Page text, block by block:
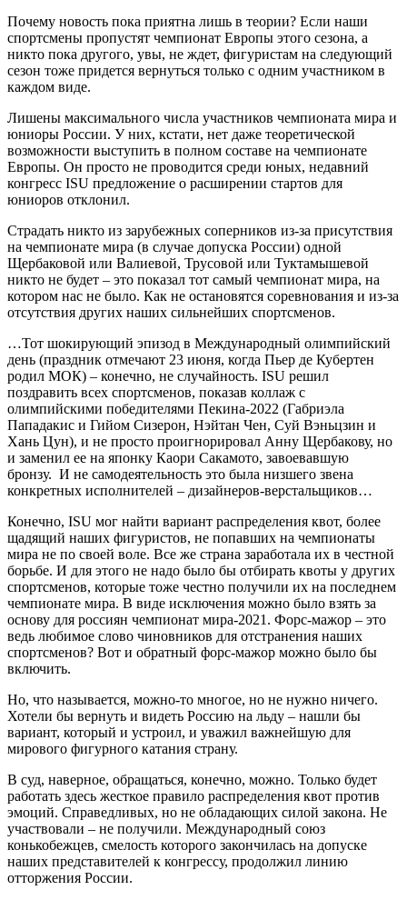
Почему новость пока приятна лишь в теории? Если наши
спортсмены пропустят чемпионат Европы этого сезона, а
никто пока другого, увы, не ждет, фигуристам на следующий
сезон тоже придется вернуться только с одним участником в
каждом виде.
Лишены максимального числа участников чемпионата мира и
юниоры России. У них, кстати, нет даже теоретической
возможности выступить в полном составе на чемпионате
Европы. Он просто не проводится среди юных, недавний
конгресс ISU предложение о расширении стартов для
юниоров отклонил.
Страдать никто из зарубежных соперников из-за присутствия
на чемпионате мира (в случае допуска России) одной
Щербаковой или Валиевой, Трусовой или Туктамышевой
никто не будет – это показал тот самый чемпионат мира, на
котором нас не было. Как не остановятся соревнования и из-за
отсутствия других наших сильнейших спортсменов.
…Тот шокирующий эпизод в Международный олимпийский
день (праздник отмечают 23 июня, когда Пьер де Кубертен
родил МОК) – конечно, не случайность. ISU решил
поздравить всех спортсменов, показав коллаж с
олимпийскими победителями Пекина-2022 (Габриэла
Пападакис и Гийом Сизерон, Нэйтан Чен, Суй Вэньцзин и
Хань Цун), и не просто проигнорировал Анну Щербакову, но
и заменил ее на японку Каори Сакамото, завоевавшую
бронзу. И не самодеятельность это была низшего звена
конкретных исполнителей – дизайнеров-верстальщиков…
Конечно, ISU мог найти вариант распределения квот, более
щадящий наших фигуристов, не попавших на чемпионаты
мира не по своей воле. Все же страна заработала их в честной
борьбе. И для этого не надо было бы отбирать квоты у других
спортсменов, которые тоже честно получили их на последнем
чемпионате мира. В виде исключения можно было взять за
основу для россиян чемпионат мира-2021. Форс-мажор – это
ведь любимое слово чиновников для отстранения наших
спортсменов? Вот и обратный форс-мажор можно было бы
включить.
Но, что называется, можно-то многое, но не нужно ничего.
Хотели бы вернуть и видеть Россию на льду – нашли бы
вариант, который и устроил, и уважил важнейшую для
мирового фигурного катания страну.
В суд, наверное, обращаться, конечно, можно. Только будет
работать здесь жесткое правило распределения квот против
эмоций. Справедливых, но не обладающих силой закона. Не
участвовали – не получили. Международный союз
конькобежцев, смелость которого закончилась на допуске
наших представителей к конгрессу, продолжил линию
отторжения России.